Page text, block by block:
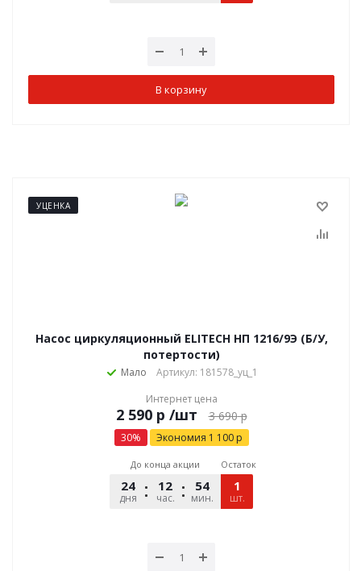
В корзину
УЦЕНКА
Насос циркуляционный ELITECH НП 1216/9Э (Б/У,
потертости)
Мало
Артикул: 181578_уц_1
Интернет цена
р /шт 3 690р
30% Экономия 1 100р
До конца акции
24
дня
12
час.
54
мин.
48
сек.
Остаток
1
шт.